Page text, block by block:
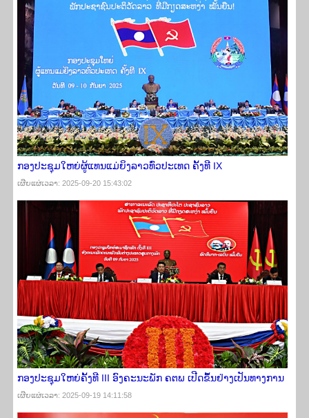
ກອງປະຊຸມໃຫຍ່ຜູ້ແທນແມ່ຍິງລາວທົ່ວປະເທດ ຄັ້ງທີ IX
ເຜີຍ​ແຜ່​ເວ​ລາ: 2025-09-20 15:43:02
ກອງປະຊຸມໃຫຍ່ຄັ້ງທີ III ອົງຄະນະພັກ ຄຕພ ເປີດຂຶ້ນຢ່າງເປັນທາງການ
ເຜີຍ​ແຜ່​ເວ​ລາ: 2025-09-19 14:11:58